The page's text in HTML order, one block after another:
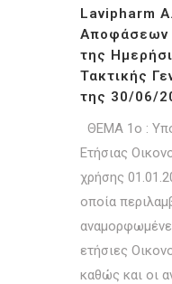
Lavipharm
Αποφάσεων
της
Τακτικής
της 30/06/
ΘΕΜΑ 1ο :
Ετήσιας
χρήσης
οποία
ετήσιες
καθώς και οι